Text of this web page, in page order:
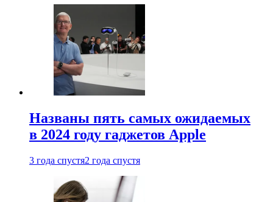
Названы пять самых ожидаемых
в 2024 году гаджетов Apple
3 года спустя2 года спустя